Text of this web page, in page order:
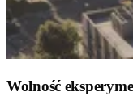
Wolność